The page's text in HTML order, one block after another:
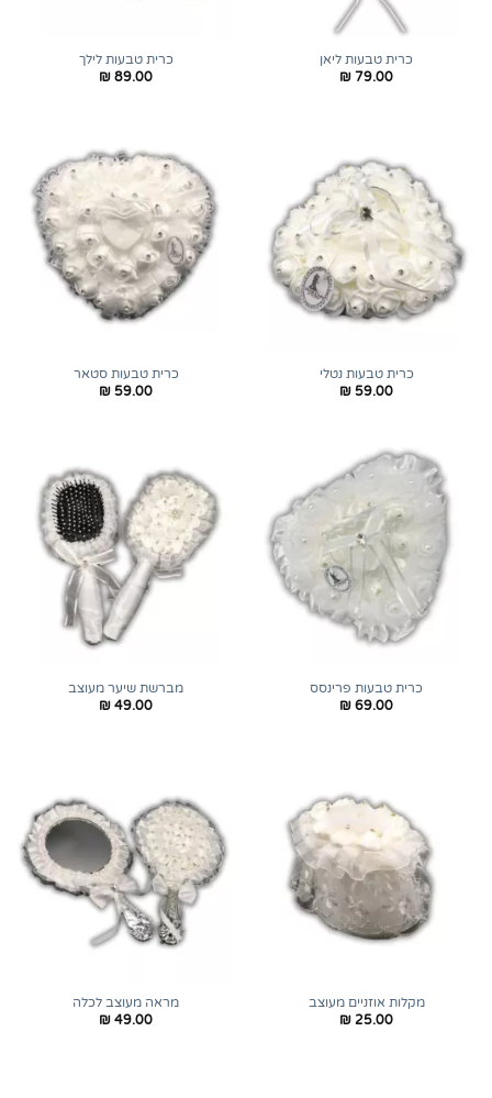
כרית טבעות ליאן
₪ 79.00
כרית טבעות לילך
₪ 89.00
כרית טבעות נטלי
₪ 59.00
כרית טבעות סטאר
₪ 59.00
כרית טבעות פרינסס
₪ 69.00
מברשת שיער מעוצב
₪ 49.00
מקלות אוזניים מעוצב
₪ 25.00
מראה מעוצב לכלה
₪ 49.00